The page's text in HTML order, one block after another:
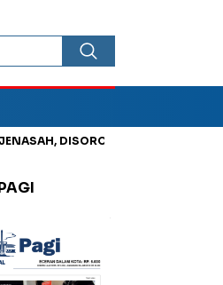
DISOROT